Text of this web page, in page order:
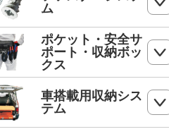
スーパーイエロー
バケットランナー
SHランナー
ケーブルキャッチャー
電工ナイフ
電工レンチ/ダクトレンチハンマー
電気工事用鋏
鋸
モジュラープラグ
モジュラープラグカバー
LANツールキット
パンチダウンツール
DPドリル
ホールソー
ステップドリル・テーパードリル
ム
コンクリート・ALC用プラグ
ボードリベッター
ボードプラグ
ポケット・安全サ
ポート・収納ボッ
クス
フルハーネス
柱上安全帯用ベルト
車搭載用収納シス
テム